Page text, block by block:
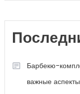
Барбекю-
важные аспекты